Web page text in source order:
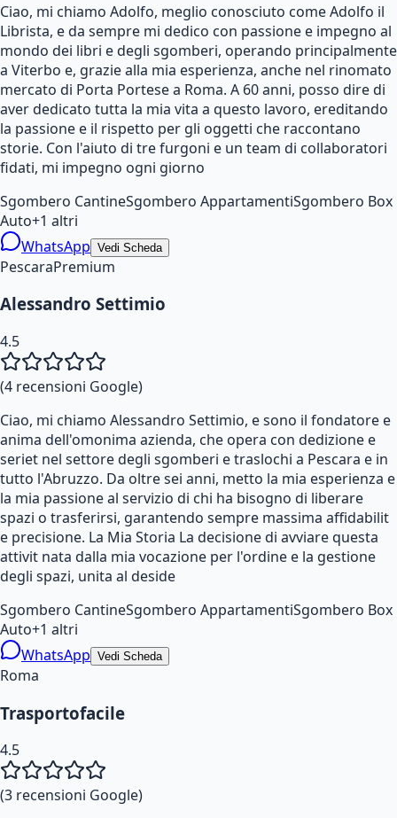
Ciao, mi chiamo Adolfo, meglio conosciuto come Adolfo il
Librista, e da sempre mi dedico con passione e impegno al
mondo dei libri e degli sgomberi, operando principalmente
a Viterbo e, grazie alla mia esperienza, anche nel rinomato
mercato di Porta Portese a Roma. A 60 anni, posso dire di
aver dedicato tutta la mia vita a questo lavoro, ereditando
la passione e il rispetto per gli oggetti che raccontano
storie. Con l'aiuto di tre furgoni e un team di collaboratori
fidati, mi impegno ogni giorno
Sgombero CantineSgombero AppartamentiSgombero Box
Auto+1 altri
WhatsApp Vedi Scheda
PescaraPremium
Alessandro Settimio
4.5
(4 recensioni Google)
Ciao, mi chiamo Alessandro Settimio, e sono il fondatore e
anima dell'omonima azienda, che opera con dedizione e
seriet nel settore degli sgomberi e traslochi a Pescara e in
tutto l'Abruzzo. Da oltre sei anni, metto la mia esperienza e
la mia passione al servizio di chi ha bisogno di liberare
spazi o trasferirsi, garantendo sempre massima affidabilit
e precisione. La Mia Storia La decisione di avviare questa
attivit nata dalla mia vocazione per l'ordine e la gestione
degli spazi, unita al deside
Sgombero CantineSgombero AppartamentiSgombero Box
Auto+1 altri
WhatsApp Vedi Scheda
Roma
Trasportofacile
4.5
(3 recensioni Google)